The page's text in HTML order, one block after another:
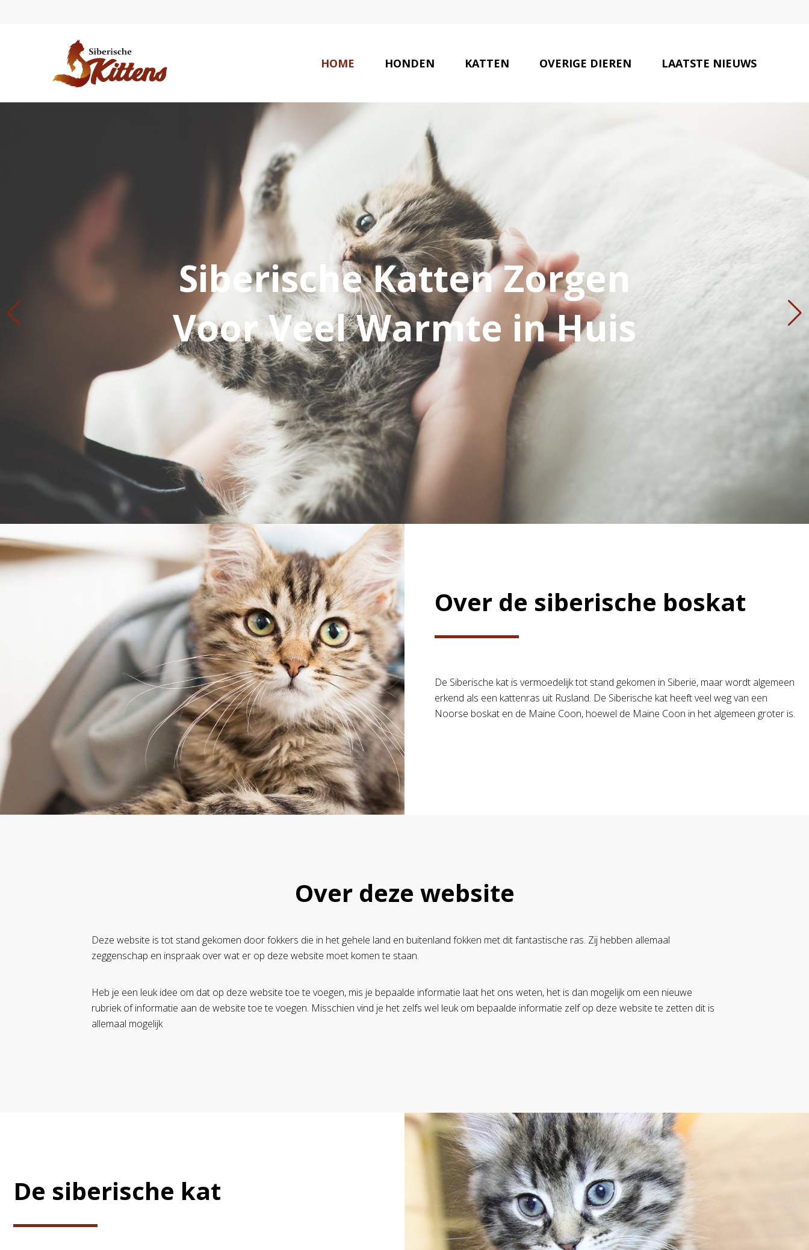
HOME HONDEN KATTEN OVERIGE DIEREN LAATSTE NIEUWS
Siberische Katten Zorgen
Voor Veel Warmte in Huis
Over de siberische boskat
De Siberische kat is vermoedelijk tot stand gekomen in Siberië, maar wordt algemeen
erkend als een kattenras uit Rusland. De Siberische kat heeft veel weg van een
Noorse boskat en de Maine Coon, hoewel de Maine Coon in het algemeen groter is.
Over deze website
Deze website is tot stand gekomen door fokkers die in het gehele land en buitenland fokken met dit fantastische ras. Zij hebben allemaal
zeggenschap en inspraak over wat er op deze website moet komen te staan.
Heb je een leuk idee om dat op deze website toe te voegen, mis je bepaalde informatie laat het ons weten, het is dan mogelijk om een nieuwe
rubriek of informatie aan de website toe te voegen. Misschien vind je het zelfs wel leuk om bepaalde informatie zelf op deze website te zetten dit is
allemaal mogelijk
De siberische kat